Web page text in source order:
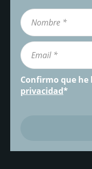
Confirmo que he
privacidad*